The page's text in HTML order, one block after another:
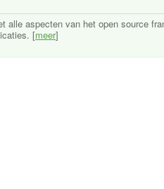
alle aspecten van het open source
[meer]